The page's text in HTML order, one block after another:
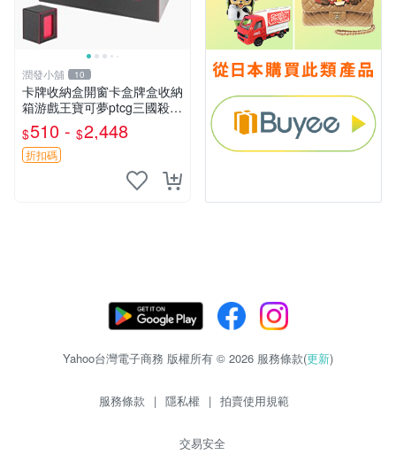
潤發小舖 10
卡牌收納盒開窗卡盒牌盒收納
箱游戲王寶可夢ptcg三國殺海
賊王dtcg
$510 - $2,448
折扣碼
Yahoo台灣電子商務 版權所有 © 2026 服務條款(更新)
服務條款 | 隱私權 | 拍賣使用規範
交易安全